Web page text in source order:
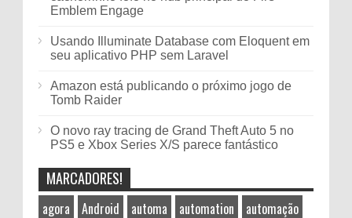
Emblem Engage
Usando Illuminate Database com Eloquent em
seu aplicativo PHP sem Laravel
Amazon está publicando o próximo jogo de
Tomb Raider
O novo ray tracing de Grand Theft Auto 5 no
PS5 e Xbox Series X/S parece fantástico
MARCADORES!
agora Android automa automation
automação